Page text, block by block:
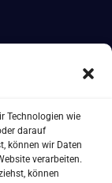
Technologien wie
darauf
können wir Daten
verarbeiten.
können